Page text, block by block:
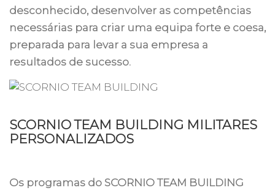
desconhecido, desenvolver as competências
necessárias para criar uma equipa forte e coesa,
preparada para levar a sua empresa a
resultados de sucesso.
SCORNIO TEAM BUILDING MILITARES
PERSONALIZADOS
Os programas do SCORNIO TEAM BUILDING